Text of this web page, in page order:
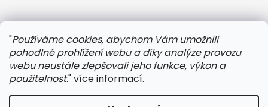
"Používáme cookies, abychom Vám umožnili
pohodlné prohlížení webu a díky analýze provozu
webu neustále zlepšovali jeho funkce, výkon a
použitelnost."více informací.
Instagram